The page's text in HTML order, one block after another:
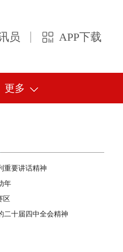
员 APP下载
更多
重要讲话精神
年
区
二十届四中全会精神